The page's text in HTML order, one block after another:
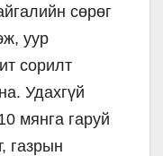
сөрөг
уур
сорилт
Удахгүй
мянга гаруй
газрын